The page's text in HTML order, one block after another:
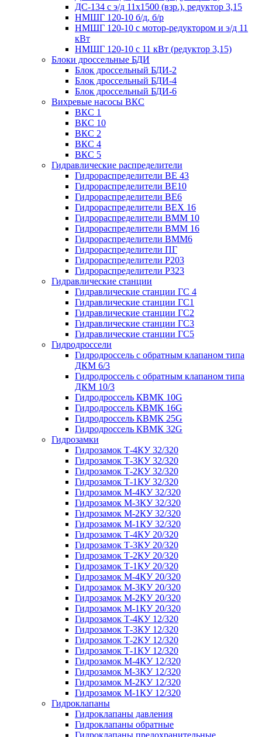
ДС-134 с э/д 11х1500 (взр.), редуктор 3,15
НМШГ 120-10 б/д, б/р
НМШГ 120-10 с мотор-редуктором и э/д 11
кВт
НМШГ 120-10 с 11 кВт (редуктор 3,15)
Блоки дроссельные БДИ
Блок дроссельный БДИ-2
Блок дроссельный БДИ-4
Блок дроссельный БДИ-6
Вихревые насосы ВКС
ВКС 1
ВКС 10
ВКС 2
ВКС 4
ВКС 5
Гидравлические распределители
Гидрораспределители ВЕ 43
Гидрораспределители ВЕ10
Гидрораспределители ВЕ6
Гидрораспределители ВЕХ 16
Гидрораспределители ВММ 10
Гидрораспределители ВММ 16
Гидрораспределители ВММ6
Гидрораспределители ПГ
Гидрораспределители Р203
Гидрораспределители Р323
Гидравлические станции
Гидравлические станции ГС 4
Гидравлические станции ГС1
Гидравлические станции ГС2
Гидравлические станции ГС3
Гидравлические станции ГС5
Гидродроссели
Гидродроссель с обратным клапаном типа
ДКМ 6/3
Гидродроссель с обратным клапаном типа
ДКМ 10/3
Гидродроссель КВМК 10G
Гидродроссель КВМК 16G
Гидродроссель КВМК 25G
Гидродроссель КВМК 32G
Гидрозамки
Гидрозамок Т-4КУ 32/320
Гидрозамок Т-3КУ 32/320
Гидрозамок Т-2КУ 32/320
Гидрозамок Т-1КУ 32/320
Гидрозамок М-4КУ 32/320
Гидрозамок М-3КУ 32/320
Гидрозамок М-2КУ 32/320
Гидрозамок М-1КУ 32/320
Гидрозамок Т-4КУ 20/320
Гидрозамок Т-3КУ 20/320
Гидрозамок Т-2КУ 20/320
Гидрозамок Т-1КУ 20/320
Гидрозамок М-4КУ 20/320
Гидрозамок М-3КУ 20/320
Гидрозамок М-2КУ 20/320
Гидрозамок М-1КУ 20/320
Гидрозамок Т-4КУ 12/320
Гидрозамок Т-3КУ 12/320
Гидрозамок Т-2КУ 12/320
Гидрозамок Т-1КУ 12/320
Гидрозамок М-4КУ 12/320
Гидрозамок М-3КУ 12/320
Гидрозамок М-2КУ 12/320
Гидрозамок М-1КУ 12/320
Гидроклапаны
Гидроклапаны давления
Гидроклапаны обратные
Гидроклапаны предохранительные